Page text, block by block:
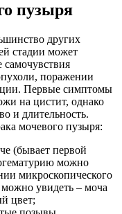
пузыря
других
стадии может
самочувствия
поражении
Первые симптомы
на цистит, однако
и длительность.
мочевого пузыря:
(бывает первой
можно
микроскопического
увидеть – моча
цвет;